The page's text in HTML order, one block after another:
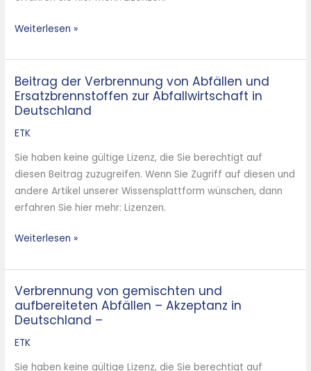
Weiterlesen »
Beitrag der Verbrennung von Abfällen und
Ersatzbrennstoffen zur Abfallwirtschaft in
Deutschland
ETK
Sie haben keine gültige Lizenz, die Sie berechtigt auf
diesen Beitrag zuzugreifen. Wenn Sie Zugriff auf diesen und
andere Artikel unserer Wissensplattform wünschen, dann
erfahren Sie hier mehr: Lizenzen.
Beitrag
der
Verbrennung
von
und
Ersatzbrennstoffen
zur
Abfallwirtschaft
in
Weiterlesen »
Verbrennung von gemischten und
aufbereiteten Abfällen – Akzeptanz in
Deutschland –
ETK
Sie haben keine gültige Lizenz, die Sie berechtigt auf
Verbrennung
von
gemischten
und